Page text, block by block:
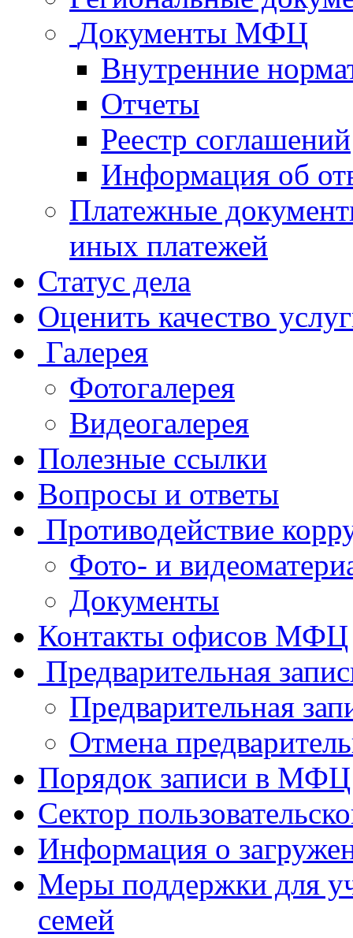
Документы МФЦ
Внутренние
Отчеты
Реестр соглашений
Информация об
Платежные
иных платежей
Статус дела
Оценить качество
Галерея
Фотогалерея
Видеогалерея
Полезные ссылки
Вопросы и ответы
Противодействие
Фото- и
Документы
Контакты офисов МФЦ
Предварительная
Предварительная
Отмена
Порядок записи в МФЦ
Сектор
Информация о
Меры поддержки для
семей